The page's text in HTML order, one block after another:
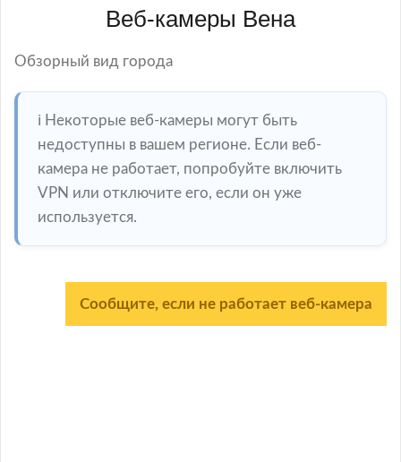
Веб-камеры Вена
Обзорный вид города
ℹ️ Некоторые веб-камеры могут быть
недоступны в вашем регионе. Если веб-
камера не работает, попробуйте включить
VPN или отключите его, если он уже
используется.
Сообщите, если не работает веб-камера